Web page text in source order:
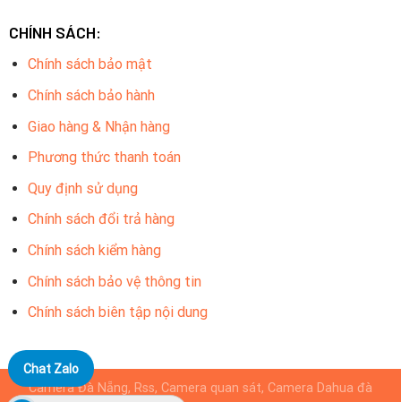
CHÍNH SÁCH:
Chính sách bảo mật
Chính sách bảo hành
Giao hàng & Nhận hàng
Phương thức thanh toán
Quy định sử dụng
Chính sách đổi trả hàng
Chính sách kiểm hàng
Chính sách bảo vệ thông tin
Chính sách biên tập nội dung
Camera Đà Nẵng, Rss, Camera quan sát, Camera Dahua đà
Chat Zalo